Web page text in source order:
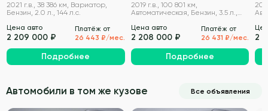
2021 г.в., 38 386 км, Вариатор,
Бензин, 2.0 л., 144 л.с.
Цена авто
2 209 000 ₽
Платёж от
26 443 ₽/мес.
Подробнее
2019 г.в., 100 801 км,
Автоматическая, Бензин, 3.5 л.,
Цена авто
2 208 000 ₽
Платёж от
26 431 ₽/мес.
Подробнее
2
Автомобили в том же кузове Все объявления